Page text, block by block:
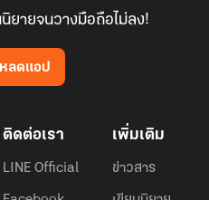
ยายจนวางมือถือไม่ลง!
ลดแอป
ติดต่อเรา
LINE Official
เพิ่มเติม
ข่าวสาร